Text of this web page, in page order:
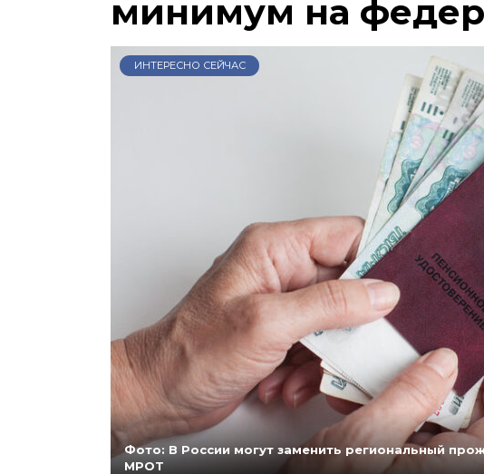
минимум на
ИНТЕРЕСНО СЕЙЧАС
Фото: В России могут заменить региональный
МРОТ